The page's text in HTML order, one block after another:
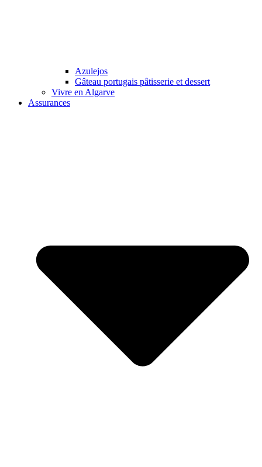
Azulejos
Gâteau portugais pâtisserie et dessert
Vivre en Algarve
Assurances